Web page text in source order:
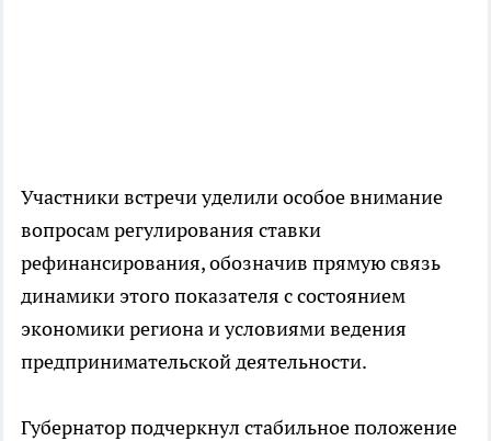
Участники встречи уделили особое внимание
вопросам регулирования ставки
рефинансирования, обозначив прямую связь
динамики этого показателя с состоянием
экономики региона и условиями ведения
предпринимательской деятельности.
Губернатор подчеркнул стабильное положение